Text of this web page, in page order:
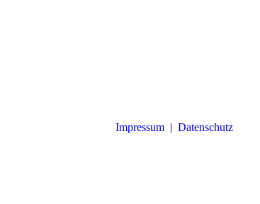
Impressum | Datenschutz